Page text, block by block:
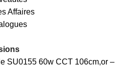
Affaires